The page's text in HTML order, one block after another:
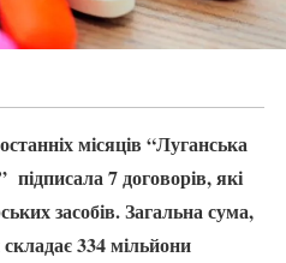
місяців “Луганська
7 договорів, які
засобів. Загальна сума,
334 мільйони